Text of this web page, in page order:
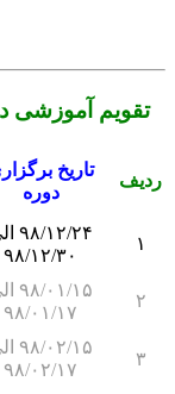
تقویم آموزشی
تاریخ برگزاری
دوره
۹۸/۱۲/۲۴ الی
۹۸/۱۲/۳۰
۹۸/۰۱/۱۵ الی
۹۸/۰۱/۱۷
۹۸/۰۲/۱۵ الی
۹۸/۰۲/۱۷